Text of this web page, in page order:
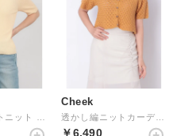
Cheek
￥6,490